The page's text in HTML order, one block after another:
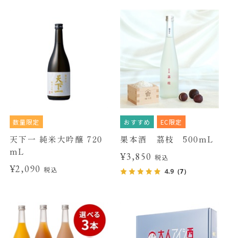
数量限定
天下一 純米大吟醸 720
mL
¥2,090税込
おすすめ EC限定
果本酒 茘枝 500mL
¥3,850 税込
4.9 （7）